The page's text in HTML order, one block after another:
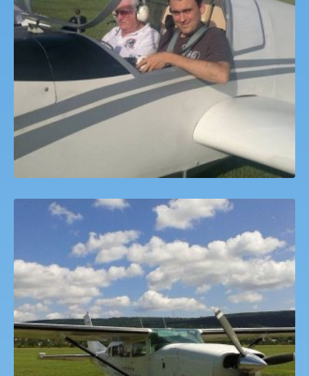
Motorosrepülő Pilótaképzés Farkashegy
Motorosrepülő sétarepülés Budakeszi Dream Air
4,445Ft